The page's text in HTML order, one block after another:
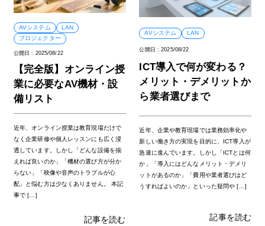
AVシステム
LAN
プロジェクター
公開日 : 2025/08/22
【完全版】オンライン授
業に必要なAV機材・設
備リスト
近年、オンライン授業は教育現場だけで
なく企業研修や個人レッスンにも広く浸
透しています。しかし「どんな設備を揃
えれば良いのか」「機材の選び方が分か
らない」「映像や音声のトラブルが心
配」と悩む方は少なくありません。 本記
事で […]
記事を読む
AVシステム LAN
公開日 :2025/08/22
ICT導入で何が変わる？
メリット・デメリットか
ら業者選びまで
近年、企業や教育現場では業務効率化や
新しい働き方の実現を目的に、ICT導入が
急速に進んでいます。しかし「ICTとは何
か」「導入にはどんなメリット・デメリ
ットがあるのか」「費用や業者選びはど
うすればよいのか」といった疑問や […]
記事を読む